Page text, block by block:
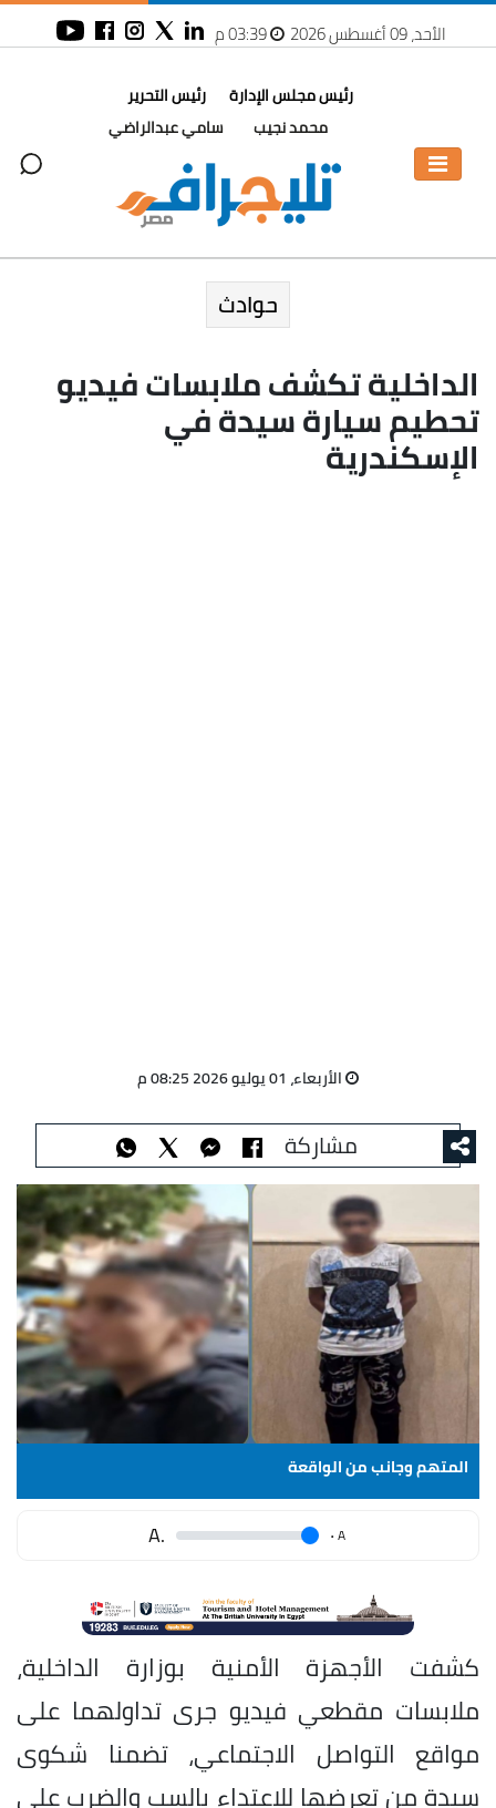
الأحد، 09 أغسطس 2026 03:39 م
رئيس مجلس الإدارة
محمد نجيب
رئيس التحرير
سامي عبدالراضي
حوادث
الداخلية تكشف ملابسات فيديو
تحطيم سيارة سيدة في
الإسكندرية
الأربعاء، 01 يوليو 2026 08:25 م
مشاركة
المتهم وجانب من الواقعة
A
.
.A
كشفت الأجهزة الأمنية بوزارة الداخلية،
ملابسات مقطعي فيديو جرى تداولهما على
مواقع التواصل الاجتماعي، تضمنا شكوى
سيدة من تعرضها للاعتداء بالسب والضرب على